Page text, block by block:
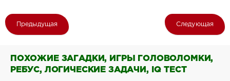
Предыдущая Следующая
ПОХОЖИЕ ЗАГАДКИ, ИГРЫ ГОЛОВОЛОМКИ,
РЕБУС, ЛОГИЧЕСКИЕ ЗАДАЧИ, IQ ТЕСТ